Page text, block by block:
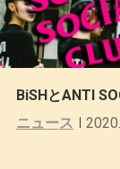
BiSHとANTI
ニュース